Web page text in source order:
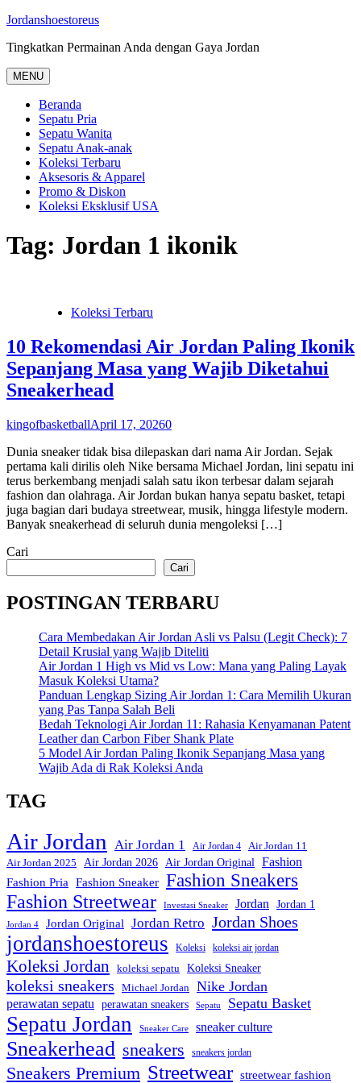
Skip
content
Jordanshoestoreus
Tingkatkan Permainan Anda dengan Gaya Jordan
MENU
Beranda
Sepatu Pria
Sepatu Wanita
Sepatu Anak-anak
Koleksi Terbaru
Aksesoris & Apparel
Promo & Diskon
Koleksi Eksklusif USA
Tag: Jordan 1 ikonik
Koleksi Terbaru
10 Rekomendasi Air Jordan Paling Ikonik
Sepanjang Masa yang Wajib Diketahui
Sneakerhead
kingofbasketballApril 17, 20260
Dunia sneaker tidak bisa dilepaskan dari nama Air Jordan. Sejak
pertama kali dirilis oleh Nike bersama Michael Jordan, lini sepatu ini
terus berkembang menjadi salah satu ikon terbesar dalam sejarah
fashion dan olahraga. Air Jordan bukan hanya sepatu basket, tetapi
juga bagian dari budaya streetwear, musik, hingga lifestyle modern.
Banyak sneakerhead di seluruh dunia mengoleksi […]
Cari
Cari
POSTINGAN TERBARU
Cara Membedakan Air Jordan Asli vs Palsu (Legit Check): 7
Detail Krusial yang Wajib Diteliti
Air Jordan 1 High vs Mid vs Low: Mana yang Paling Layak
Masuk Koleksi Utama?
Panduan Lengkap Sizing Air Jordan 1: Cara Memilih Ukuran
yang Pas Tanpa Salah Beli
Bedah Teknologi Air Jordan 11: Rahasia Kenyamanan Patent
Leather dan Carbon Fiber Shank Plate
5 Model Air Jordan Paling Ikonik Sepanjang Masa yang
Wajib Ada di Rak Koleksi Anda
TAG
Air Jordan Air Jordan 1 Air Jordan 4 Air Jordan 11
Air Jordan 2025 Air Jordan 2026 Air Jordan Original Fashion
Fashion Pria Fashion Sneaker Fashion Sneakers
Fashion Streetwear
Investasi Sneaker Jordan Jordan 1
Jordan 4 Jordan Original Jordan Retro Jordan Shoes
jordanshoestoreus Koleksi koleksi air jordan
Koleksi Jordan koleksi sepatu Koleksi Sneaker
koleksi sneakers Michael Jordan Nike Jordan
perawatan sepatu perawatan sneakers Sepatu Sepatu Basket
Sepatu Jordan Sneaker Care sneaker culture
Sneakerhead sneakers sneakers jordan
Sneakers Premium Streetwear streetwear fashion